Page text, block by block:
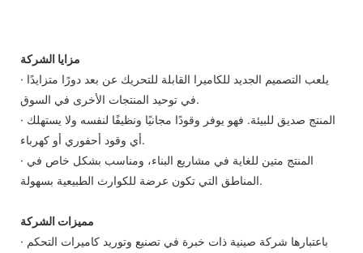
مزايا الشركة
· يلعب التصميم الجديد للكاميرا القابلة للتحريك عن بعد دورًا متزايدًا
في توحيد المنتجات الأخرى في السوق.
· المنتج صديق للبيئة. فهو يوفر وقودًا مجانيًا ونظيفًا لنفسه ولا يستهلك
أي وقود أحفوري أو كهرباء.
· المنتج متين للغاية في مشاريع البناء، ومناسب بشكل خاص في
المناطق التي تكون عرضة للكوارث الطبيعية بسهولة.
مميزات الشركة
· باعتبارها شركة صينية ذات خبرة في تصنيع وتوريد كاميرات التحكم